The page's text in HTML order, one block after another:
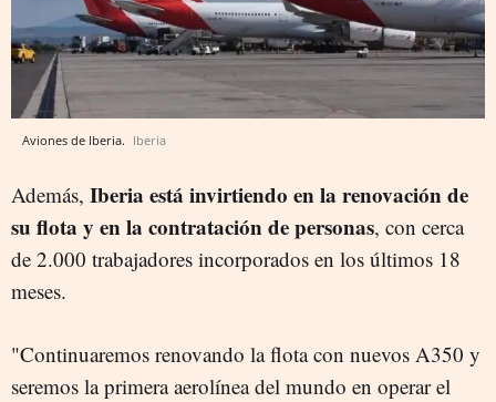
Aviones de Iberia. Iberia
Además, Iberia está invirtiendo en la renovación de
su flota y en la contratación de personas, con cerca
de 2.000 trabajadores incorporados en los últimos 18
meses.
"Continuaremos renovando la flota con nuevos A350 y
seremos la primera aerolínea del mundo en operar el